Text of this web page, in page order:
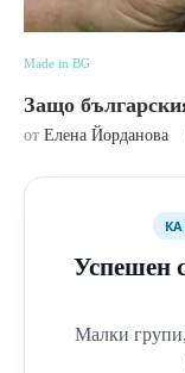
Made in BG
Защо
от Елена Йорданова
Успешен
Малки